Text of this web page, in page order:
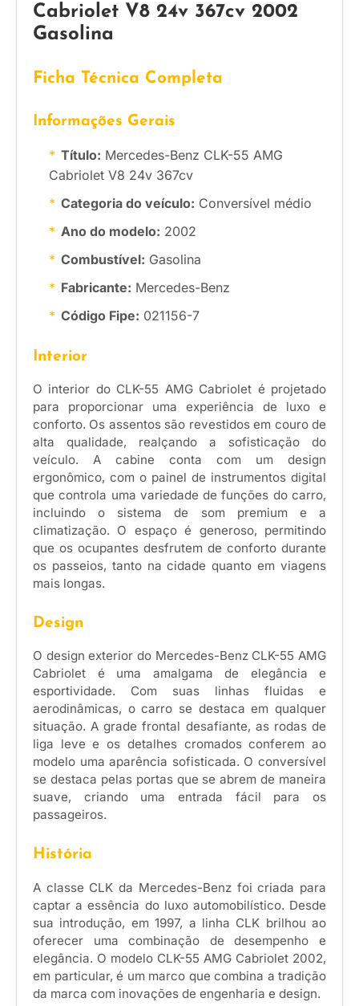
Cabriolet V8 24v 367cv 2002
Gasolina
Ficha Técnica Completa
Informações Gerais
Título: Mercedes-Benz CLK-55 AMG
Cabriolet V8 24v 367cv
Categoria do veículo: Conversível médio
Ano do modelo: 2002
Combustível: Gasolina
Fabricante: Mercedes-Benz
Código Fipe: 021156-7
Interior
O interior do CLK-55 AMG Cabriolet é projetado
para proporcionar uma experiência de luxo e
conforto. Os assentos são revestidos em couro de
alta qualidade, realçando a sofisticação do
veículo. A cabine conta com um design
ergonômico, com o painel de instrumentos digital
que controla uma variedade de funções do carro,
incluindo o sistema de som premium e a
climatização. O espaço é generoso, permitindo
que os ocupantes desfrutem de conforto durante
os passeios, tanto na cidade quanto em viagens
mais longas.
Design
O design exterior do Mercedes-Benz CLK-55 AMG
Cabriolet é uma amalgama de elegância e
esportividade. Com suas linhas fluidas e
aerodinâmicas, o carro se destaca em qualquer
situação. A grade frontal desafiante, as rodas de
liga leve e os detalhes cromados conferem ao
modelo uma aparência sofisticada. O conversível
se destaca pelas portas que se abrem de maneira
suave, criando uma entrada fácil para os
passageiros.
História
A classe CLK da Mercedes-Benz foi criada para
captar a essência do luxo automobilístico. Desde
sua introdução, em 1997, a linha CLK brilhou ao
oferecer uma combinação de desempenho e
elegância. O modelo CLK-55 AMG Cabriolet 2002,
em particular, é um marco que combina a tradição
da marca com inovações de engenharia e design.